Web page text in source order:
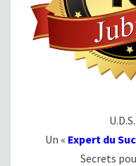
Un « Expert du
Secrets